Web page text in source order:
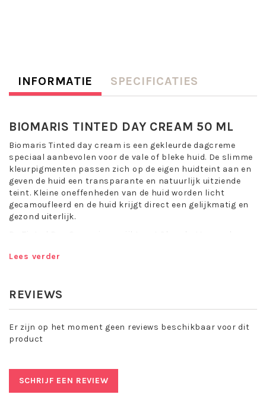
INFORMATIE SPECIFICATIES
BIOMARIS TINTED DAY CREAM 50 ML
Biomaris Tinted day cream is een gekleurde dagcreme
speciaal aanbevolen voor de vale of bleke huid. De slimme
kleurpigmenten passen zich op de eigen huidteint aan en
geven de huid een transparante en natuurlijk uitziende
teint. Kleine oneffenheden van de huid worden licht
gecamoufleerd en de huid krijgt direct een gelijkmatig en
gezond uiterlijk.
De Tinted Day Cream is verrijkt met Shea-butter en de
zijdezacht gevoel en beschermt haar tegen vochtverlies
Met de Biomaris Basic Line, die speciaal is afgestemd op
De hydro formule is het nieuwe actieve ingredient complex
Lees verder
REVIEWS
Er zijn op het moment geen reviews beschikbaar voor dit
product
SCHRIJF EEN REVIEW